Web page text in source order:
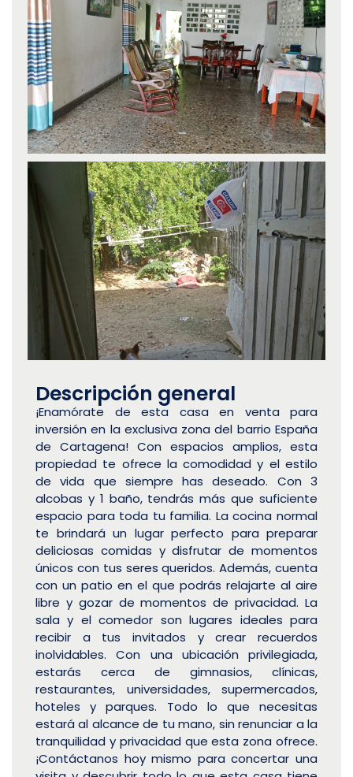
Descripción general
¡Enamórate de esta casa en venta para
inversión en la exclusiva zona del barrio España
de Cartagena! Con espacios amplios, esta
propiedad te ofrece la comodidad y el estilo
de vida que siempre has deseado. Con 3
alcobas y 1 baño, tendrás más que suficiente
espacio para toda tu familia. La cocina normal
te brindará un lugar perfecto para preparar
deliciosas comidas y disfrutar de momentos
únicos con tus seres queridos. Además, cuenta
con un patio en el que podrás relajarte al aire
libre y gozar de momentos de privacidad. La
sala y el comedor son lugares ideales para
recibir a tus invitados y crear recuerdos
inolvidables. Con una ubicación privilegiada,
estarás cerca de gimnasios, clínicas,
restaurantes, universidades, supermercados,
hoteles y parques. Todo lo que necesitas
estará al alcance de tu mano, sin renunciar a la
tranquilidad y privacidad que esta zona ofrece.
¡Contáctanos hoy mismo para concertar una